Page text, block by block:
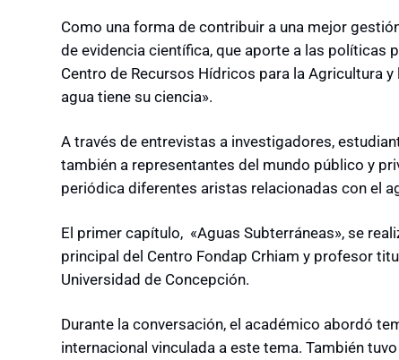
Como una forma de contribuir a una mejor
de evidencia científica, que aporte a las políticas
Centro de Recursos Hídricos para la Agricultura
agua tiene su ciencia».
A través de entrevistas a investigadores,
también a representantes del mundo público y
periódica diferentes aristas relacionadas con el
El primer capítulo, «Aguas Subterráneas», se
principal del Centro Fondap Crhiam y profesor
Universidad de Concepción.
Durante la conversación, el académico abordó
internacional vinculada a este tema. También